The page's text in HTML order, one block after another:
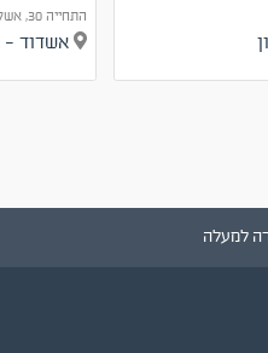
התחייה 30, אשקלון
אשדוד -
למעלה